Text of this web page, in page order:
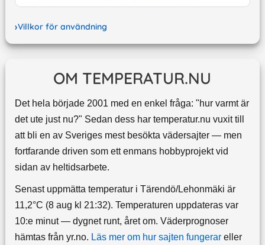
Villkor för användning
OM TEMPERATUR.NU
Det hela började 2001 med en enkel fråga: "hur varmt är
det ute just nu?" Sedan dess har temperatur.nu vuxit till
att bli en av Sveriges mest besökta vädersajter — men
fortfarande driven som ett enmans hobbyprojekt vid
sidan av heltidsarbete.
Senast uppmätta temperatur i Tärendö/Lehonmäki är
11,2°C (8 aug kl 21:32). Temperaturen uppdateras var
10:e minut — dygnet runt, året om. Väderprognoser
hämtas från yr.no. Läs mer om hur sajten fungerareller